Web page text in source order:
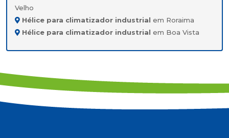
Velho
Hélice para climatizador industrial em Roraima
Hélice para climatizador industrial em Boa Vista